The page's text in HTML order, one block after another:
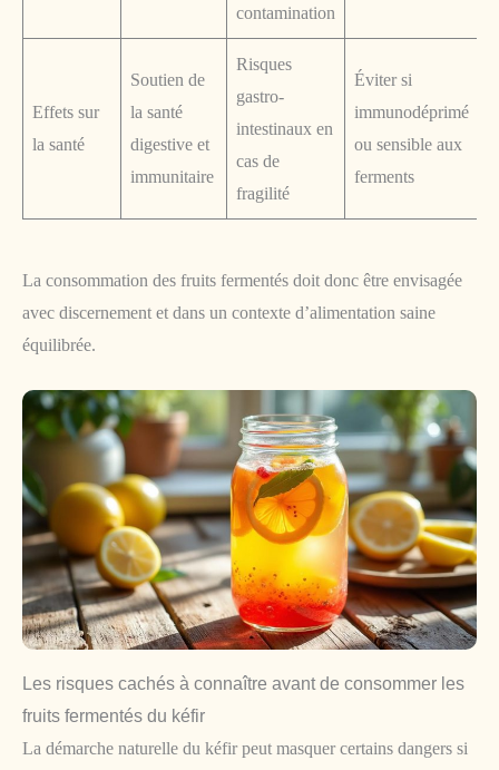
contamination
Effets sur
la santé
Soutien de
la santé
digestive et
immunitaire
Risques
gastro-
intestinaux en
cas de
fragilité
Éviter si
immunodéprimé
ou sensible aux
ferments
La consommation des fruits fermentés doit donc être envisagée
avec discernement et dans un contexte d’alimentation saine
équilibrée.
Les risques cachés à connaître avant de consommer les
fruits fermentés du kéfir
La démarche naturelle du kéfir peut masquer certains dangers si